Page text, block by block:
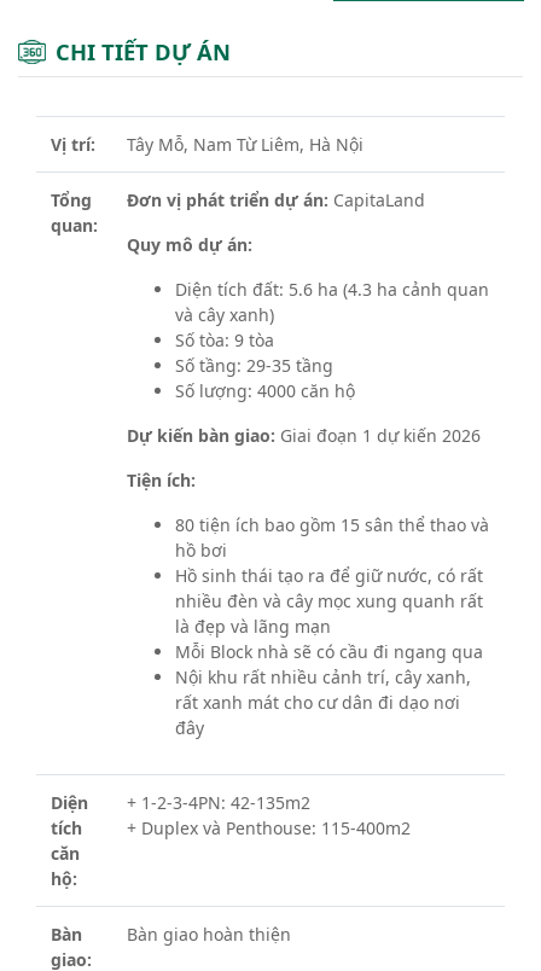
CHI TIẾT DỰ ÁN
Vị trí: Tây Mỗ, Nam Từ Liêm, Hà Nội
Tổng
quan:
Đơn vị phát triển dự án: CapitaLand
Quy mô dự án:
Diện tích đất: 5.6 ha (4.3 ha cảnh quan
và cây xanh)
Số tòa: 9 tòa
Số tầng: 29-35 tầng
Số lượng: 4000 căn hộ
Dự kiến bàn giao: Giai đoạn 1 dự kiến 2026
Tiện ích:
80 tiện ích bao gồm 15 sân thể thao và
hồ bơi
Hồ sinh thái tạo ra để giữ nước, có rất
nhiều đèn và cây mọc xung quanh rất
là đẹp và lãng mạn
Mỗi Block nhà sẽ có cầu đi ngang qua
Nội khu rất nhiều cảnh trí, cây xanh,
rất xanh mát cho cư dân đi dạo nơi
đây
Diện
tích
căn
hộ:
+ 1-2-3-4PN: 42-135m2
+ Duplex và Penthouse: 115-400m2
Bàn
giao:
Bàn giao hoàn thiện